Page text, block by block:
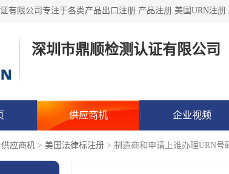
深圳市鼎顺检测认证有限公司
供应商机 企业视频
供应商机 > 美国法律标注册 > 制造商和申请上谁办理URN号